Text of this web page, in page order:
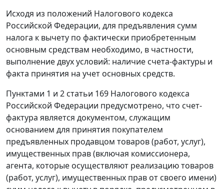
Исходя из положений Налогового кодекса
Российской Федерации, для предъявления сумм
налога к вычету по фактически приобретенным
основным средствам необходимо, в частности,
выполнение двух условий: наличие счета-фактуры и
факта принятия на учет основных средств.
Пунктами 1 и 2 статьи 169 Налогового кодекса
Российской Федерации предусмотрено, что счет-
фактура является документом, служащим
основанием для принятия покупателем
предъявленных продавцом товаров (работ, услуг),
имущественных прав (включая комиссионера,
агента, которые осуществляют реализацию товаров
(работ, услуг), имущественных прав от своего имени)